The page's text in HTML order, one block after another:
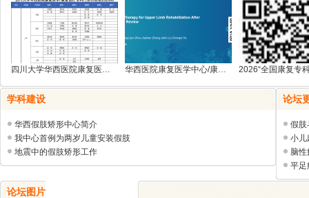
复
医
学
心
四川大学华西医院康复医学中心门诊信息2026 华西医院康复医学中心/康复医学研究所何成
学科建设
华西假肢矫形中心简介
我中心首例为两岁儿童安装假肢
地震中的假肢矫形工作
论坛
假肢
小儿
脑性
平足
论坛图片